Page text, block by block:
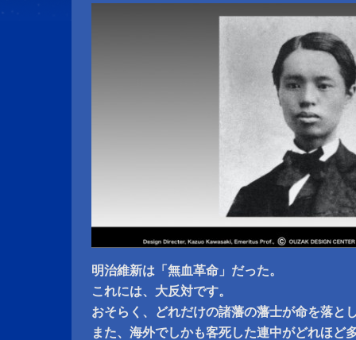
明治維新は「無血革命」だった。
これには、大反対です。
おそらく、どれだけの諸藩の藩士が命を落と
また、海外でしかも客死した連中がどれほど